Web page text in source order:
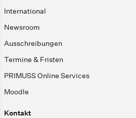
International
Newsroom
Ausschreibungen
Termine & Fristen
PRIMUSS Online Services
Moodle
Kontakt